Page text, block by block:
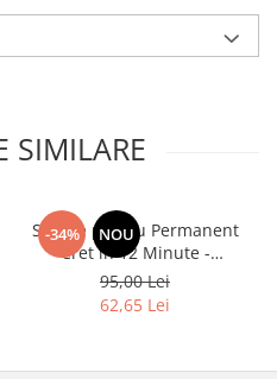
SIMILARE
-34% NOU
Solutie pentru Permanent
Cret in 12 Minute -
Universal Moved 12Min
Ammonia Free Waving
System Be Tech 500ml - Be
95,00 Lei
62,65 Lei